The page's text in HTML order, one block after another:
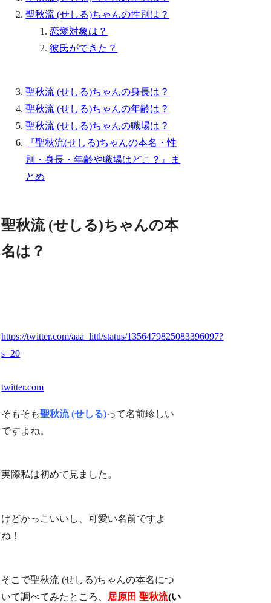
聖秋流 (せしる)ちゃんの性別は？
恋愛対象は？
彼氏ができた？
聖秋流 (せしる)ちゃんの身長は？
聖秋流 (せしる)ちゃんの年齢は？
聖秋流 (せしる)ちゃんの職場は？
『聖秋流(せしる)ちゃんの本名・性
別・身長・年齢や職場はどこ？』ま
とめ
聖秋流 (せしる)ちゃんの本
名は？
https://twitter.com/aaa_littl/status/1356479825083396097?
s=20
twitter.com
そもそも聖秋流 (せしる)って名前珍しい
ですよね。
実際私は初めて見ました。
けどかっこいいし、可愛い名前ですよ
ね！
そこで聖秋流 (せしる)ちゃんの本名につ
いて調べてみたところ、
居原田 聖秋流(い